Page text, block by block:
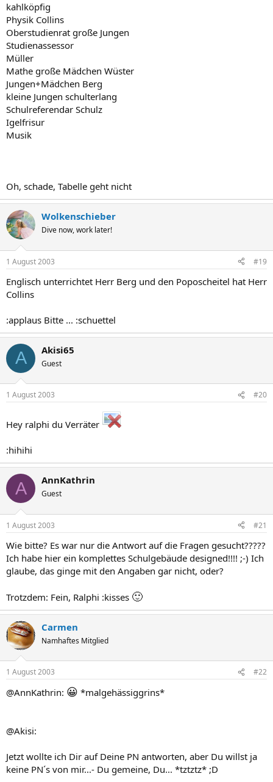
kahlköpfig
Physik Collins
Oberstudienrat große Jungen
Studienassessor
Müller
Mathe große Mädchen Wüster
Jungen+Mädchen Berg
kleine Jungen schulterlang
Schulreferendar Schulz
Igelfrisur
Musik
Oh, schade, Tabelle geht nicht
Wolkenschieber
Dive now, work later!
1 August 2003 #19
Englisch unterrichtet Herr Berg und den Poposcheitel hat Herr
Collins
:applaus Bitte ... :schuettel
A Akisi65
Guest
1 August 2003 #20
Hey ralphi du Verräter
:hihihi
A AnnKathrin
Guest
1 August 2003 #21
Wie bitte? Es war nur die Antwort auf die Fragen gesucht?????
Ich habe hier ein komplettes Schulgebäude designed!!!! ;-) Ich
glaube, das ginge mit den Angaben gar nicht, oder?
Trotzdem: Fein, Ralphi :kisses 🙂
Carmen
Namhaftes Mitglied
1 August 2003 #22
@AnnKathrin: 😀 *malgehässiggrins*
@Akisi:
Jetzt wollte ich Dir auf Deine PN antworten, aber Du willst ja
keine PN´s von mir...- Du gemeine, Du... *tztztz* ;D